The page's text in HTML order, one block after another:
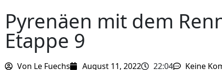
Pyrenäen mit dem
Etappe 9
Von Le Fuechs August 11, 2022 22:04 Keine